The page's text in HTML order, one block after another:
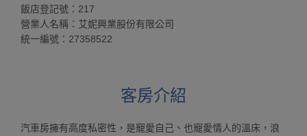
飯店登記號：217
營業人名稱：艾妮興業股份有限公司
統一編號：27358522
客房介紹
汽車房擁有高度私密性，是寵愛自己、也寵愛情人的溫床，浪